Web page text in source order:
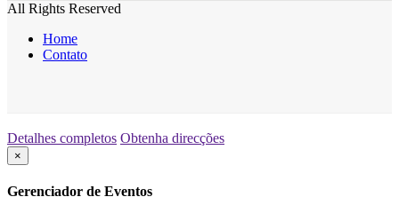
All Rights Reserved
Home
Contato
Detalhes completos Obtenha direcções
×
Gerenciador de Eventos